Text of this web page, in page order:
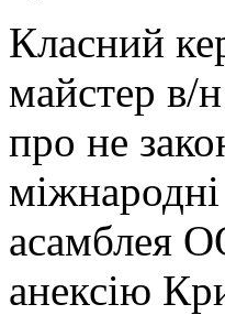
Класний
майстер в/
про не
міжнародні
асамблея
анексію